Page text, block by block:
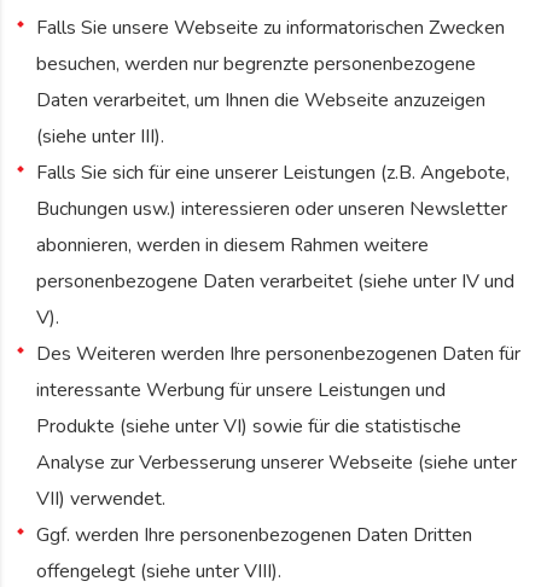
Falls Sie unsere Webseite zu informatorischen Zwecken
besuchen, werden nur begrenzte personenbezogene
Daten verarbeitet, um Ihnen die Webseite anzuzeigen
(siehe unter III).
Falls Sie sich für eine unserer Leistungen (z.B. Angebote,
Buchungen usw.) interessieren oder unseren Newsletter
abonnieren, werden in diesem Rahmen weitere
personenbezogene Daten verarbeitet (siehe unter IV und
V).
Des Weiteren werden Ihre personenbezogenen Daten für
interessante Werbung für unsere Leistungen und
Produkte (siehe unter VI) sowie für die statistische
Analyse zur Verbesserung unserer Webseite (siehe unter
VII) verwendet.
Ggf. werden Ihre personenbezogenen Daten Dritten
offengelegt (siehe unter VIII).